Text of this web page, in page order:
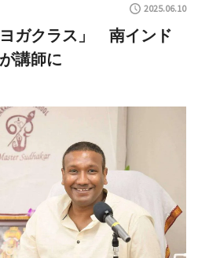
2025.06.10
ガクラス」 南インド
講師に